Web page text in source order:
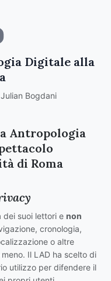
Digitale alla
Bogdani
Antropologia
di Roma
suoi lettori e non
cronologia,
o altre
Il LAD ha scelto di
utilizzo per difendere il